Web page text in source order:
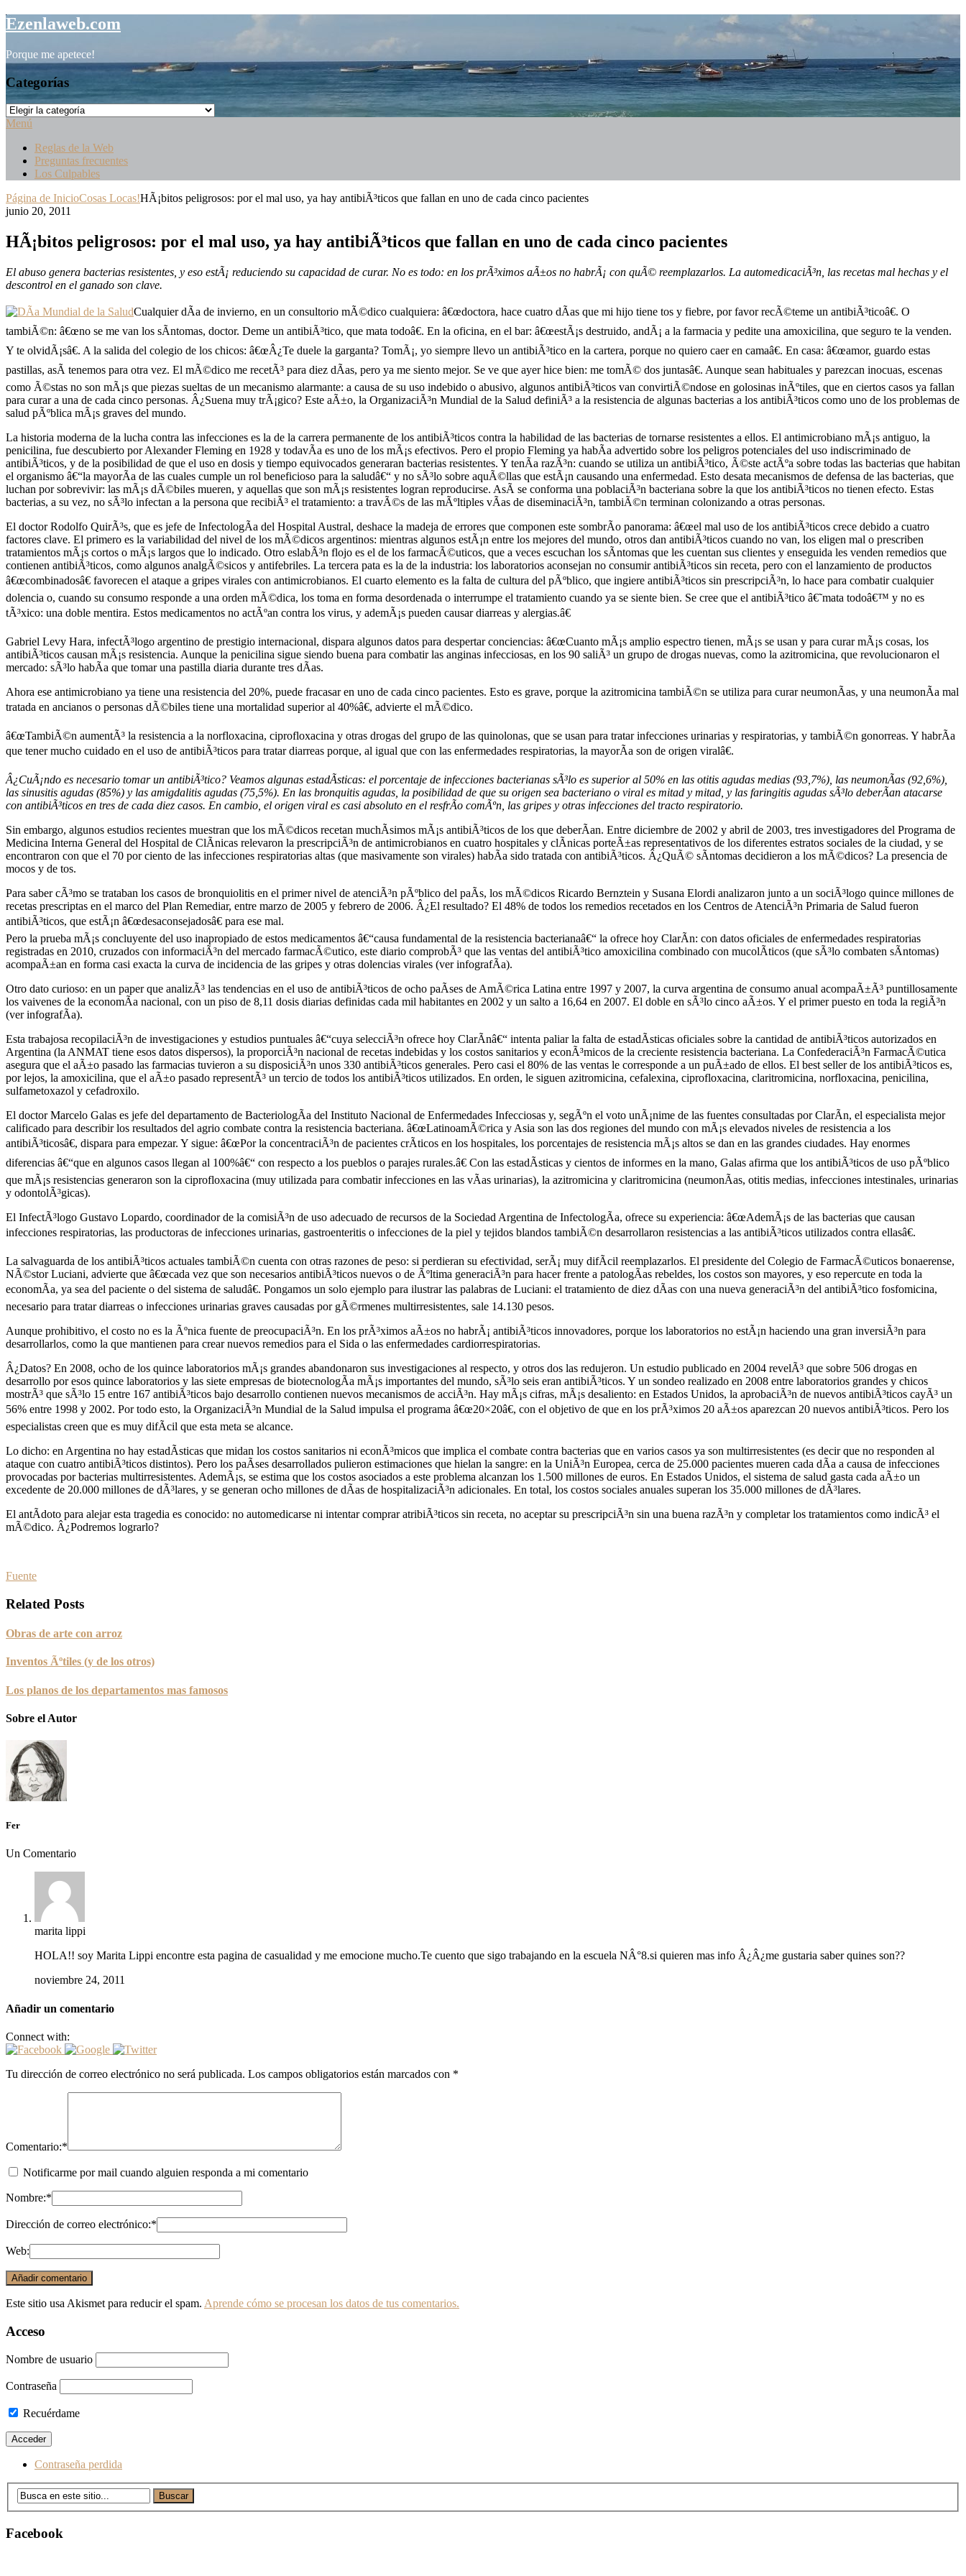
Saltar
al
Ezenlaweb.com
Porque me apetece!
Categorías
Categorías
Menú
Reglas de la Web
Preguntas frecuentes
Los Culpables
Página de InicioCosas Locas!HÃ¡bitos peligrosos: por el mal uso, ya hay antibiÃ³ticos que fallan en uno de cada cinco pacientes
junio 20, 2011
HÃ¡bitos peligrosos: por el mal uso, ya hay antibiÃ³ticos que fallan en uno de cada cinco pacientes
El abuso genera bacterias resistentes, y eso estÃ¡ reduciendo su capacidad de curar. No es todo: en los prÃ³ximos aÃ±os no habrÃ¡ con quÃ© reemplazarlos. La automedicaciÃ³n, las recetas mal hechas y el
descontrol en el ganado son clave.
Cualquier dÃ­a de invierno, en un consultorio mÃ©dico cualquiera: â€œdoctora, hace cuatro dÃ­as que mi hijo tiene tos y fiebre, por favor recÃ©teme un antibiÃ³ticoâ€. O
tambiÃ©n: â€œno se me van los sÃ­ntomas, doctor. Deme un antibiÃ³tico, que mata todoâ€. En la oficina, en el bar: â€œestÃ¡s destruido, andÃ¡ a la farmacia y pedite una amoxicilina, que seguro te la venden.
Y te olvidÃ¡sâ€. A la salida del colegio de los chicos: â€œÂ¿Te duele la garganta? TomÃ¡, yo siempre llevo un antibiÃ³tico en la cartera, porque no quiero caer en camaâ€. En casa: â€œamor, guardo estas
pastillas, asÃ­ tenemos para otra vez. El mÃ©dico me recetÃ³ para diez dÃ­as, pero ya me siento mejor. Se ve que ayer hice bien: me tomÃ© dos juntasâ€. Aunque sean habituales y parezcan inocuas, escenas
como Ã©stas no son mÃ¡s que piezas sueltas de un mecanismo alarmante: a causa de su uso indebido o abusivo, algunos antibiÃ³ticos van convirtiÃ©ndose en golosinas inÃºtiles, que en ciertos casos ya fallan
para curar a una de cada cinco personas. Â¿Suena muy trÃ¡gico? Este aÃ±o, la OrganizaciÃ³n Mundial de la Salud definiÃ³ a la resistencia de algunas bacterias a los antibiÃ³ticos como uno de los problemas de
salud pÃºblica mÃ¡s graves del mundo.
La historia moderna de la lucha contra las infecciones es la de la carrera permanente de los antibiÃ³ticos contra la habilidad de las bacterias de tornarse resistentes a ellos. El antimicrobiano mÃ¡s antiguo, la
penicilina, fue descubierto por Alexander Fleming en 1928 y todavÃ­a es uno de los mÃ¡s efectivos. Pero el propio Fleming ya habÃ­a advertido sobre los peligros potenciales del uso indiscriminado de
antibiÃ³ticos, y de la posibilidad de que el uso en dosis y tiempo equivocados generaran bacterias resistentes. Y tenÃ­a razÃ³n: cuando se utiliza un antibiÃ³tico, Ã©ste actÃºa sobre todas las bacterias que habitan
el organismo â€“la mayorÃ­a de las cuales cumple un rol beneficioso para la saludâ€“ y no sÃ³lo sobre aquÃ©llas que estÃ¡n causando una enfermedad. Esto desata mecanismos de defensa de las bacterias, que
luchan por sobrevivir: las mÃ¡s dÃ©biles mueren, y aquellas que son mÃ¡s resistentes logran reproducirse. AsÃ­ se conforma una poblaciÃ³n bacteriana sobre la que los antibiÃ³ticos no tienen efecto. Estas
bacterias, a su vez, no sÃ³lo infectan a la persona que recibiÃ³ el tratamiento: a travÃ©s de las mÃºltiples vÃ­as de diseminaciÃ³n, tambiÃ©n terminan colonizando a otras personas.
El doctor Rodolfo QuirÃ³s, que es jefe de InfectologÃ­a del Hospital Austral, deshace la madeja de errores que componen este sombrÃ­o panorama: â€œel mal uso de los antibiÃ³ticos crece debido a cuatro
factores clave. El primero es la variabilidad del nivel de los mÃ©dicos argentinos: mientras algunos estÃ¡n entre los mejores del mundo, otros dan antibiÃ³ticos cuando no van, los eligen mal o prescriben
tratamientos mÃ¡s cortos o mÃ¡s largos que lo indicado. Otro eslabÃ³n flojo es el de los farmacÃ©uticos, que a veces escuchan los sÃ­ntomas que les cuentan sus clientes y enseguida les venden remedios que
contienen antibiÃ³ticos, como algunos analgÃ©sicos y antifebriles. La tercera pata es la de la industria: los laboratorios aconsejan no consumir antibiÃ³ticos sin receta, pero con el lanzamiento de productos
â€œcombinadosâ€ favorecen el ataque a gripes virales con antimicrobianos. El cuarto elemento es la falta de cultura del pÃºblico, que ingiere antibiÃ³ticos sin prescripciÃ³n, lo hace para combatir cualquier
dolencia o, cuando su consumo responde a una orden mÃ©dica, los toma en forma desordenada o interrumpe el tratamiento cuando ya se siente bien. Se cree que el antibiÃ³tico â€˜mata todoâ€™ y no es
tÃ³xico: una doble mentira. Estos medicamentos no actÃºan contra los virus, y ademÃ¡s pueden causar diarreas y alergias.â€
Gabriel Levy Hara, infectÃ³logo argentino de prestigio internacional, dispara algunos datos para despertar conciencias: â€œCuanto mÃ¡s amplio espectro tienen, mÃ¡s se usan y para curar mÃ¡s cosas, los
antibiÃ³ticos causan mÃ¡s resistencia. Aunque la penicilina sigue siendo buena para combatir las anginas infecciosas, en los 90 saliÃ³ un grupo de drogas nuevas, como la azitromicina, que revolucionaron el
mercado: sÃ³lo habÃ­a que tomar una pastilla diaria durante tres dÃ­as.
Ahora ese antimicrobiano ya tiene una resistencia del 20%, puede fracasar en uno de cada cinco pacientes. Esto es grave, porque la azitromicina tambiÃ©n se utiliza para curar neumonÃ­as, y una neumonÃ­a mal
tratada en ancianos o personas dÃ©biles tiene una mortalidad superior al 40%â€, advierte el mÃ©dico.
â€œTambiÃ©n aumentÃ³ la resistencia a la norfloxacina, ciprofloxacina y otras drogas del grupo de las quinolonas, que se usan para tratar infecciones urinarias y respiratorias, y tambiÃ©n gonorreas. Y habrÃ­a
que tener mucho cuidado en el uso de antibiÃ³ticos para tratar diarreas porque, al igual que con las enfermedades respiratorias, la mayorÃ­a son de origen viralâ€.
Â¿CuÃ¡ndo es necesario tomar un antibiÃ³tico? Veamos algunas estadÃ­sticas: el porcentaje de infecciones bacterianas sÃ³lo es superior al 50% en las otitis agudas medias (93,7%), las neumonÃ­as (92,6%),
las sinusitis agudas (85%) y las amigdalitis agudas (75,5%). En las bronquitis agudas, la posibilidad de que su origen sea bacteriano o viral es mitad y mitad, y las faringitis agudas sÃ³lo deberÃ­an atacarse
con antibiÃ³ticos en tres de cada diez casos. En cambio, el origen viral es casi absoluto en el resfrÃ­o comÃºn, las gripes y otras infecciones del tracto respiratorio.
Sin embargo, algunos estudios recientes muestran que los mÃ©dicos recetan muchÃ­simos mÃ¡s antibiÃ³ticos de los que deberÃ­an. Entre diciembre de 2002 y abril de 2003, tres investigadores del Programa de
Medicina Interna General del Hospital de ClÃ­nicas relevaron la prescripciÃ³n de antimicrobianos en cuatro hospitales y clÃ­nicas porteÃ±as representativos de los diferentes estratos sociales de la ciudad, y se
encontraron con que el 70 por ciento de las infecciones respiratorias altas (que masivamente son virales) habÃ­a sido tratada con antibiÃ³ticos. Â¿QuÃ© sÃ­ntomas decidieron a los mÃ©dicos? La presencia de
mocos y de tos.
Para saber cÃ³mo se trataban los casos de bronquiolitis en el primer nivel de atenciÃ³n pÃºblico del paÃ­s, los mÃ©dicos Ricardo Bernztein y Susana Elordi analizaron junto a un sociÃ³logo quince millones de
recetas prescriptas en el marco del Plan Remediar, entre marzo de 2005 y febrero de 2006. Â¿El resultado? El 48% de todos los remedios recetados en los Centros de AtenciÃ³n Primaria de Salud fueron
antibiÃ³ticos, que estÃ¡n â€œdesaconsejadosâ€ para ese mal.
Pero la prueba mÃ¡s concluyente del uso inapropiado de estos medicamentos â€“causa fundamental de la resistencia bacterianaâ€“ la ofrece hoy ClarÃ­n: con datos oficiales de enfermedades respiratorias
registradas en 2010, cruzados con informaciÃ³n del mercado farmacÃ©utico, este diario comprobÃ³ que las ventas del antibiÃ³tico amoxicilina combinado con mucolÃ­ticos (que sÃ³lo combaten sÃ­ntomas)
acompaÃ±an en forma casi exacta la curva de incidencia de las gripes y otras dolencias virales (ver infografÃ­a).
Otro dato curioso: en un paper que analizÃ³ las tendencias en el uso de antibiÃ³ticos de ocho paÃ­ses de AmÃ©rica Latina entre 1997 y 2007, la curva argentina de consumo anual acompaÃ±Ã³ puntillosamente
los vaivenes de la economÃ­a nacional, con un piso de 8,11 dosis diarias definidas cada mil habitantes en 2002 y un salto a 16,64 en 2007. El doble en sÃ³lo cinco aÃ±os. Y el primer puesto en toda la regiÃ³n
(ver infografÃ­a).
Esta trabajosa recopilaciÃ³n de investigaciones y estudios puntuales â€“cuya selecciÃ³n ofrece hoy ClarÃ­nâ€“ intenta paliar la falta de estadÃ­sticas oficiales sobre la cantidad de antibiÃ³ticos autorizados en
Argentina (la ANMAT tiene esos datos dispersos), la proporciÃ³n nacional de recetas indebidas y los costos sanitarios y econÃ³micos de la creciente resistencia bacteriana. La ConfederaciÃ³n FarmacÃ©utica
asegura que el aÃ±o pasado las farmacias tuvieron a su disposiciÃ³n unos 330 antibiÃ³ticos generales. Pero casi el 80% de las ventas le corresponde a un puÃ±ado de ellos. El best seller de los antibiÃ³ticos es,
por lejos, la amoxicilina, que el aÃ±o pasado representÃ³ un tercio de todos los antibiÃ³ticos utilizados. En orden, le siguen azitromicina, cefalexina, ciprofloxacina, claritromicina, norfloxacina, penicilina,
sulfametoxazol y cefadroxilo.
El doctor Marcelo Galas es jefe del departamento de BacteriologÃ­a del Instituto Nacional de Enfermedades Infecciosas y, segÃºn el voto unÃ¡nime de las fuentes consultadas por ClarÃ­n, el especialista mejor
calificado para describir los resultados del agrio combate contra la resistencia bacteriana. â€œLatinoamÃ©rica y Asia son las dos regiones del mundo con mÃ¡s elevados niveles de resistencia a los
antibiÃ³ticosâ€, dispara para empezar. Y sigue: â€œPor la concentraciÃ³n de pacientes crÃ­ticos en los hospitales, los porcentajes de resistencia mÃ¡s altos se dan en las grandes ciudades. Hay enormes
diferencias â€“que en algunos casos llegan al 100%â€“ con respecto a los pueblos o parajes rurales.â€ Con las estadÃ­sticas y cientos de informes en la mano, Galas afirma que los antibiÃ³ticos de uso pÃºblico
que mÃ¡s resistencias generaron son la ciprofloxacina (muy utilizada para combatir infecciones en las vÃ­as urinarias), la azitromicina y claritromicina (neumonÃ­as, otitis medias, infecciones intestinales, urinarias
y odontolÃ³gicas).
El InfectÃ³logo Gustavo Lopardo, coordinador de la comisiÃ³n de uso adecuado de recursos de la Sociedad Argentina de InfectologÃ­a, ofrece su experiencia: â€œAdemÃ¡s de las bacterias que causan
infecciones respiratorias, las productoras de infecciones urinarias, gastroenteritis o infecciones de la piel y tejidos blandos tambiÃ©n desarrollaron resistencias a las antibiÃ³ticos utilizados contra ellasâ€.
La salvaguarda de los antibiÃ³ticos actuales tambiÃ©n cuenta con otras razones de peso: si perdieran su efectividad, serÃ¡ muy difÃ­cil reemplazarlos. El presidente del Colegio de FarmacÃ©uticos bonaerense,
NÃ©stor Luciani, advierte que â€œcada vez que son necesarios antibiÃ³ticos nuevos o de Ãºltima generaciÃ³n para hacer frente a patologÃ­as rebeldes, los costos son mayores, y eso repercute en toda la
economÃ­a, ya sea del paciente o del sistema de saludâ€. Pongamos un solo ejemplo para ilustrar las palabras de Luciani: el tratamiento de diez dÃ­as con una nueva generaciÃ³n del antibiÃ³tico fosfomicina,
necesario para tratar diarreas o infecciones urinarias graves causadas por gÃ©rmenes multirresistentes, sale 14.130 pesos.
Aunque prohibitivo, el costo no es la Ãºnica fuente de preocupaciÃ³n. En los prÃ³ximos aÃ±os no habrÃ¡ antibiÃ³ticos innovadores, porque los laboratorios no estÃ¡n haciendo una gran inversiÃ³n para
desarrollarlos, como la que mantienen para crear nuevos remedios para el Sida o las enfermedades cardiorrespiratorias.
Â¿Datos? En 2008, ocho de los quince laboratorios mÃ¡s grandes abandonaron sus investigaciones al respecto, y otros dos las redujeron. Un estudio publicado en 2004 revelÃ³ que sobre 506 drogas en
desarrollo por esos quince laboratorios y las siete empresas de biotecnologÃ­a mÃ¡s importantes del mundo, sÃ³lo seis eran antibiÃ³ticos. Y un sondeo realizado en 2008 entre laboratorios grandes y chicos
mostrÃ³ que sÃ³lo 15 entre 167 antibiÃ³ticos bajo desarrollo contienen nuevos mecanismos de acciÃ³n. Hay mÃ¡s cifras, mÃ¡s desaliento: en Estados Unidos, la aprobaciÃ³n de nuevos antibiÃ³ticos cayÃ³ un
56% entre 1998 y 2002. Por todo esto, la OrganizaciÃ³n Mundial de la Salud impulsa el programa â€œ20×20â€, con el objetivo de que en los prÃ³ximos 20 aÃ±os aparezcan 20 nuevos antibiÃ³ticos. Pero los
especialistas creen que es muy difÃ­cil que esta meta se alcance.
Lo dicho: en Argentina no hay estadÃ­sticas que midan los costos sanitarios ni econÃ³micos que implica el combate contra bacterias que en varios casos ya son multirresistentes (es decir que no responden al
ataque con cuatro antibiÃ³ticos distintos). Pero los paÃ­ses desarrollados pulieron estimaciones que hielan la sangre: en la UniÃ³n Europea, cerca de 25.000 pacientes mueren cada dÃ­a a causa de infecciones
provocadas por bacterias multirresistentes. AdemÃ¡s, se estima que los costos asociados a este problema alcanzan los 1.500 millones de euros. En Estados Unidos, el sistema de salud gasta cada aÃ±o un
excedente de 20.000 millones de dÃ³lares, y se generan ocho millones de dÃ­as de hospitalizaciÃ³n adicionales. En total, los costos sociales anuales superan los 35.000 millones de dÃ³lares.
El antÃ­doto para alejar esta tragedia es conocido: no automedicarse ni intentar comprar atribiÃ³ticos sin receta, no aceptar su prescripciÃ³n sin una buena razÃ³n y completar los tratamientos como indicÃ³ el
mÃ©dico. Â¿Podremos lograrlo?
Fuente
Related Posts
Obras de arte con arroz
Inventos Ãºtiles (y de los otros)
Los planos de los departamentos mas famosos
Sobre el Autor
Fer
Un Comentario
marita lippi
HOLA!! soy Marita Lippi encontre esta pagina de casualidad y me emocione mucho.Te cuento que sigo trabajando en la escuela NÂ°8.si quieren mas info Â¿Â¿me gustaria saber quines son??
noviembre 24, 2011
Añadir un comentario
Connect with:
Tu dirección de correo electrónico no será publicada. Los campos obligatorios están marcados con *
Comentario:*
Notificarme por mail cuando alguien responda a mi comentario
Nombre:*
Dirección de correo electrónico:*
Web:
Este sitio usa Akismet para reducir el spam. Aprende cómo se procesan los datos de tus comentarios.
Acceso
Nombre de usuario
Contraseña
Recuérdame
Contraseña perdida
Facebook